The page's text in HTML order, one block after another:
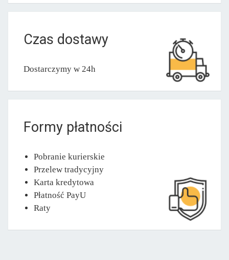
Czas dostawy
Dostarczymy w 24h
Formy płatności
Pobranie kurierskie
Przelew tradycyjny
Karta kredytowa
Płatność PayU
Raty